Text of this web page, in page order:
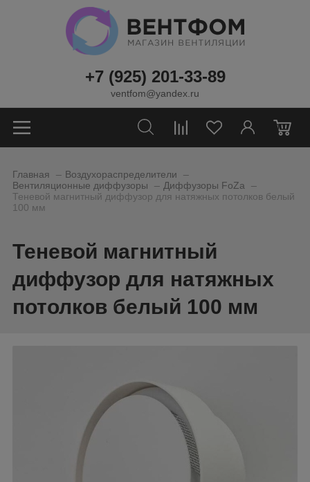
+7 (925) 201-33-89
ventfom@yandex.ru
0
Главная Воздухораспределители
Вентиляционные диффузоры _ Диффузоры FoZa
Теневой магнитный диффузор для натяжных потолков белый
100 мм
Теневой магнитный
диффузор для натяжных
потолков белый 100 мм